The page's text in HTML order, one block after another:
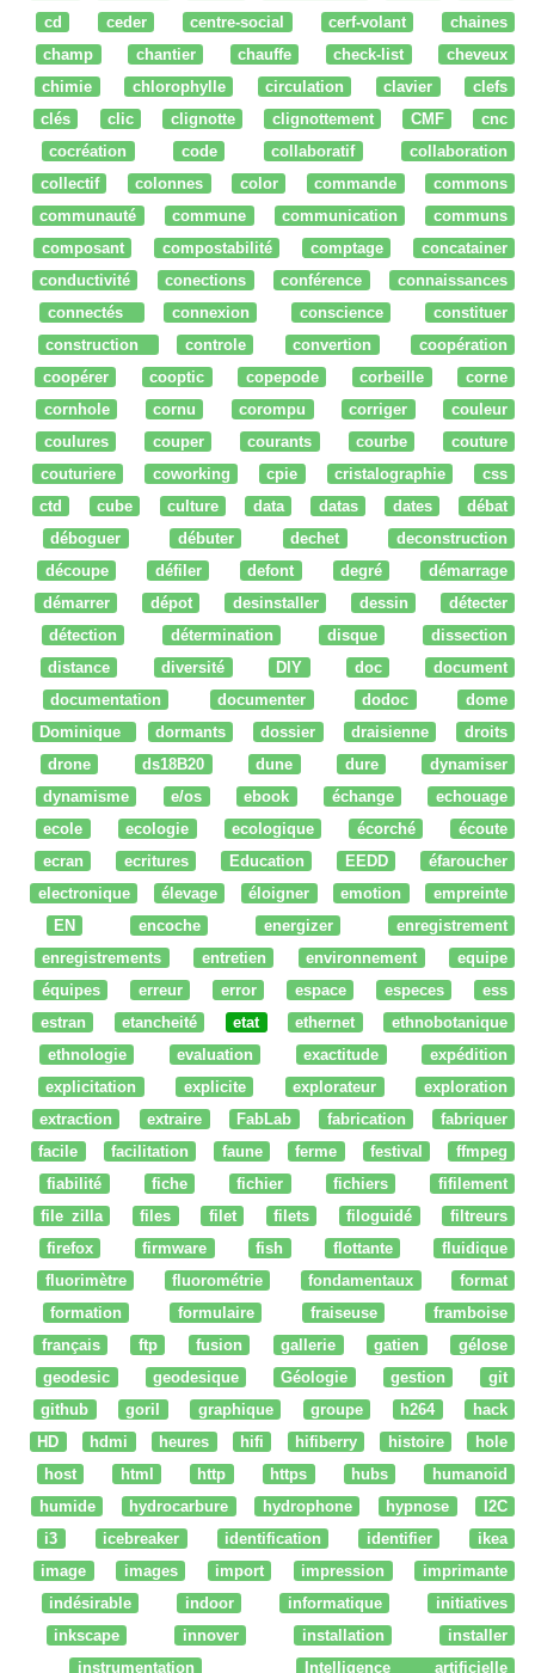
cd
ceder centre-social cerf-volant
chaines
champ
chantier chauffe check-list
cheveux
chimie
chlorophylle circulation clavier
clefs
clés
clic clignotte clignottement CMF
cnc
cocréation
code collaboratif
collaboration
collectif
colonnes color commande
commons
communauté
commune communication
communs
composant
compostabilité comptage
concatainer
conductivité
conections conférence
connaissances
connectés
connexion conscience
constituer
construction
controle convertion
coopération
coopérer
cooptic copepode corbeille
corne
cornhole
cornu corompu corriger
couleur
coulures
couper courants courbe
couture
couturiere
coworking cpie cristalographie
css
ctd
cube culture data datas dates
débat
déboguer
débuter dechet
deconstruction
découpe
défiler defont degré
démarrage
démarrer
dépot desinstaller dessin
détecter
détection
détermination disque
dissection
distance
diversité DIY doc
document
documentation
documenter dodoc
dome
Dominique
dormants dossier draisienne
droits
drone
ds18B20 dune dure
dynamiser
dynamisme
e/os ebook échange
echouage
ecole
ecologie ecologique écorché
écoute
ecran
ecritures Education EEDD
éfaroucher
electronique
élevage éloigner emotion
empreinte
EN
encoche energizer
enregistrement
enregistrements
entretien environnement
equipe
équipes
erreur error espace especes
ess
estran
etancheité etat ethernet
ethnobotanique
ethnologie
evaluation exactitude
expédition
explicitation
explicite explorateur
exploration
extraction
extraire FabLab fabrication
fabriquer
facile
facilitation faune ferme festival
ffmpeg
fiabilité
fiche fichier fichiers
fifilement
file zilla
files filet filets filoguidé
filtreurs
firefox
firmware fish flottante
fluidique
fluorimètre
fluorométrie fondamentaux
format
formation
formulaire fraiseuse
framboise
français
ftp fusion gallerie gatien
gélose
geodesic
geodesique Géologie gestion
git
github
goril graphique groupe h264
hack
HD
hdmi heures hifi hifiberry histoire
hole
host
html http https hubs
humanoid
humide
hydrocarbure hydrophone hypnose
I2C
i3
icebreaker identification identifier
ikea
image
images import impression
imprimante
indésirable
indoor informatique
initiatives
inkscape
innover installation
installer
instrumentation
Intelligence artificielle